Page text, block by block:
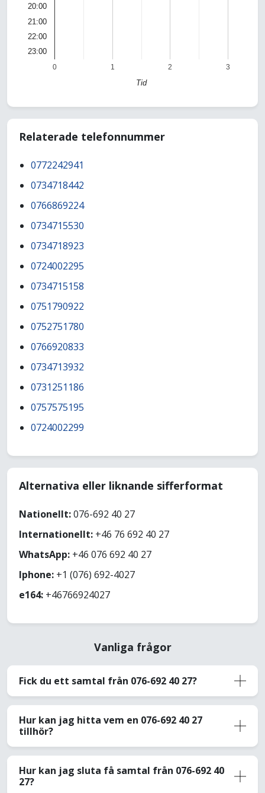
0 1 2 3
20:00
21:00
22:00
23:00
Tid
Relaterade telefonnummer
0772242941
0734718442
0766869224
0734715530
0734718923
0724002295
0734715158
0751790922
0752751780
0766920833
0734713932
0731251186
0757575195
0724002299
Alternativa eller liknande sifferformat
Nationellt:076-692 40 27
Internationellt: +46 76 692 40 27
WhatsApp: +46 076 692 40 27
Iphone: +1 (076) 692-4027
e164: +46766924027
Vanliga frågor
Fick du ett samtal från 076-692 40 27?
Hur kan jag hitta vem en 076-692 40 27
tillhör?
Hur kan jag sluta få samtal från 076-692 40
27?